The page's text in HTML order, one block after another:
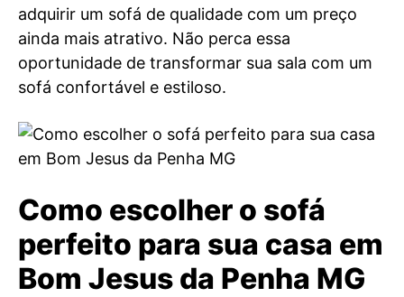
adquirir um sofá de qualidade com um preço
ainda mais atrativo. Não perca essa
oportunidade de transformar sua sala com um
sofá confortável e estiloso.
Como escolher o sofá
perfeito para sua casa em
Bom Jesus da Penha MG